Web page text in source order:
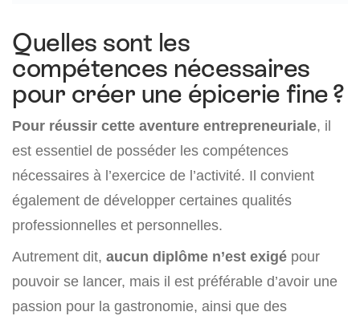
Quelles sont les
compétences nécessaires
pour créer une épicerie fine ?
Pour réussir cette aventure entrepreneuriale, il
est essentiel de posséder les compétences
nécessaires à l’exercice de l’activité. Il convient
également de développer certaines qualités
professionnelles et personnelles.
Autrement dit, aucun diplôme n’est exigé pour
pouvoir se lancer, mais il est préférable d’avoir une
passion pour la gastronomie, ainsi que des